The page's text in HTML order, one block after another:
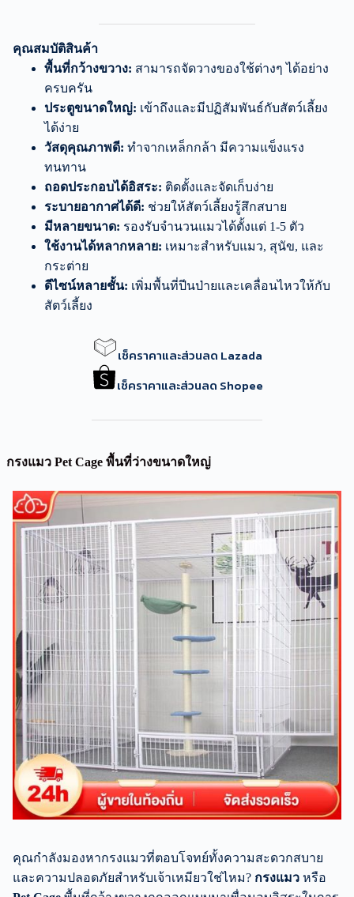
คุณสมบัติสินค้า
พื้นที่กว้างขวาง: สามารถจัดวางของใช้ต่างๆ ได้อย่าง
ครบครัน
ประตูขนาดใหญ่: เข้าถึงและมีปฏิสัมพันธ์กับสัตว์เลี้ยง
ได้ง่าย
วัสดุคุณภาพดี: ทำจากเหล็กกล้า มีความแข็งแรง
ทนทาน
ถอดประกอบได้อิสระ: ติดตั้งและจัดเก็บง่าย
ระบายอากาศได้ดี: ช่วยให้สัตว์เลี้ยงรู้สึกสบาย
มีหลายขนาด: รองรับจำนวนแมวได้ตั้งแต่ 1-5 ตัว
ใช้งานได้หลากหลาย: เหมาะสำหรับแมว, สุนัข, และ
กระต่าย
ดีไซน์หลายชั้น: เพิ่มพื้นที่ปีนป่ายและเคลื่อนไหวให้กับ
สัตว์เลี้ยง
เช็คราคาและส่วนลด Lazada
เช็คราคาและส่วนลด Shopee
กรงแมว Pet Cage พื้นที่ว่างขนาดใหญ่
คุณกำลังมองหากรงแมวที่ตอบโจทย์ทั้งความสะดวกสบาย
และความปลอดภัยสำหรับเจ้าเหมียวใช่ไหม? กรงแมว หรือ